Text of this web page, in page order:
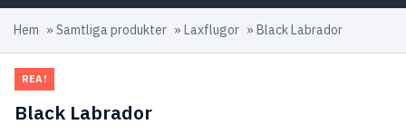
Hem » Samtliga produkter » Laxflugor » Black Labrador
REA!
Black Labrador